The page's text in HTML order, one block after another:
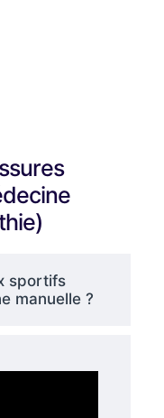
sportifs
manuelle ?